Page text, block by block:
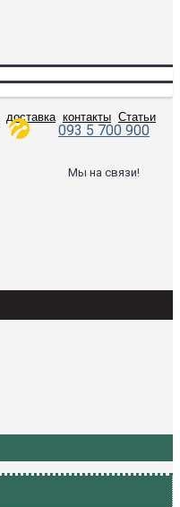
доставка контакты Статьи
093 5 700 900
Мы на связи!